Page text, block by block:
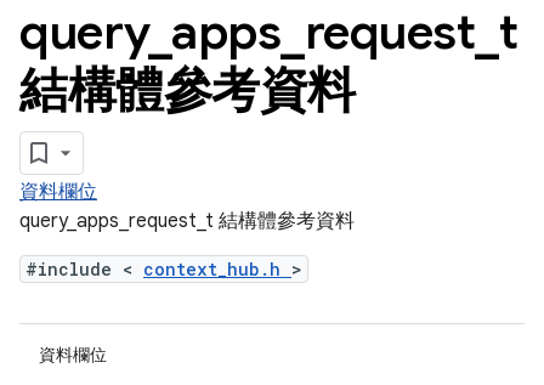
query_ apps request t
結構體參考資料
資料欄位
query_apps_request_t 結構體參考資料
#include < context_hub.h >
資料欄位